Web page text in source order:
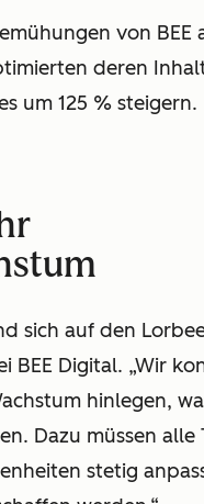
von
deren
um 125 % steigern.
sich auf den
BEE Digital. „Wir
hinlegen,
Dazu müssen alle
stetig